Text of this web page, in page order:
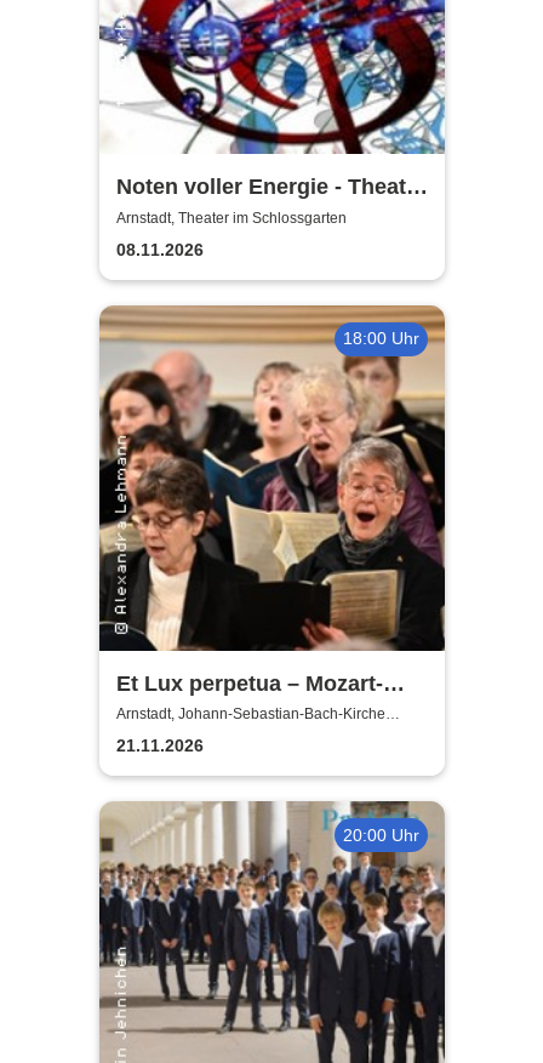
Noten voller Energie - Theater
Arnstadt
Arnstadt, Theater im Schlossgarten
08.11.2026
18:00 Uhr
Et Lux perpetua – Mozart-
Requiem
Arnstadt, Johann-Sebastian-Bach-Kirche
Arnstadt
21.11.2026
20:00 Uhr